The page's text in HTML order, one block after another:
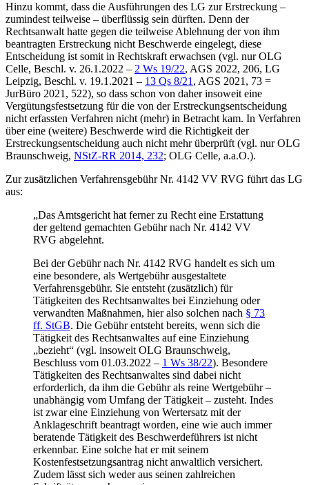
Hinzu kommt, dass die Ausführungen des LG zur Erstreckung –
zumindest teilweise – überflüssig sein dürften. Denn der
Rechtsanwalt hatte gegen die teilweise Ablehnung der von ihm
beantragten Erstreckung nicht Beschwerde eingelegt, diese
Entscheidung ist somit in Rechtskraft erwachsen (vgl. nur OLG
Celle, Beschl. v. 26.1.2022 – 2 Ws 19/22, AGS 2022, 206, LG
Leipzig, Beschl. v. 19.1.2021 – 13 Qs 8/21 , AGS 2021, 73 =
JurBüro 2021, 522), so dass schon von daher insoweit eine
Vergütungsfestsetzung für die von der Erstreckungsentscheidung
nicht erfassten Verfahren nicht (mehr) in Betracht kam. In Verfahren
über eine (weitere) Beschwerde wird die Richtigkeit der
Erstreckungsentscheidung auch nicht mehr überprüft (vgl. nur OLG
Braunschweig, NStZ-RR 2014, 232; OLG Celle, a.a.O.).
Zur zusätzlichen Verfahrensgebühr Nr. 4142 VV RVG führt das LG
aus:
„Das Amtsgericht hat ferner zu Recht eine Erstattung
der geltend gemachten Gebühr nach Nr. 4142 VV
RVG abgelehnt.
Bei der Gebühr nach Nr. 4142 RVG handelt es sich um
eine besondere, als Wertgebühr ausgestaltete
Verfahrensgebühr. Sie entsteht (zusätzlich) für
Tätigkeiten des Rechtsanwaltes bei Einziehung oder
verwandten Maßnahmen, hier also solchen nach § 73
ff. StGB. Die Gebühr entsteht bereits, wenn sich die
Tätigkeit des Rechtsanwaltes auf eine Einziehung
„bezieht“ (vgl. insoweit OLG Braunschweig,
Beschluss vom 01.03.2022 – 1 Ws 38/22). Besondere
Tätigkeiten des Rechtsanwaltes sind dabei nicht
erforderlich, da ihm die Gebühr als reine Wertgebühr –
unabhängig vom Umfang der Tätigkeit – zusteht. Indes
ist zwar eine Einziehung von Wertersatz mit der
Anklageschrift beantragt worden, eine wie auch immer
beratende Tätigkeit des Beschwerdeführers ist nicht
erkennbar. Eine solche hat er mit seinem
Kostenfestsetzungsantrag nicht anwaltlich versichert.
Zudem lässt sich weder aus seinen zahlreichen